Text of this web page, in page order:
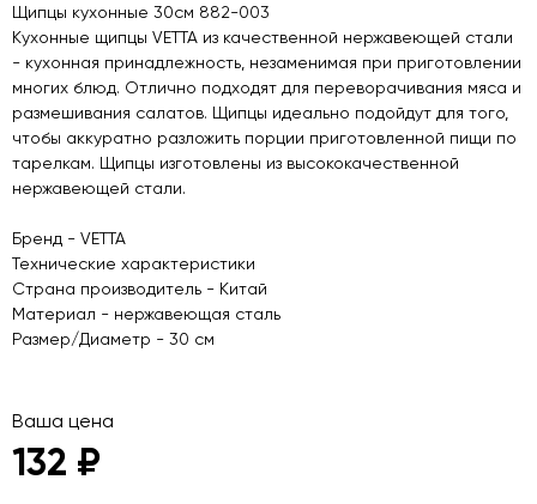
Щипцы кухонные 30см 882-003
Кухонные щипцы VETTA из качественной нержавеющей стали
- кухонная принадлежность, незаменимая при приготовлении
многих блюд. Отлично подходят для переворачивания мяса и
размешивания салатов. Щипцы идеально подойдут для того,
чтобы аккуратно разложить порции приготовленной пищи по
тарелкам. Щипцы изготовлены из высококачественной
нержавеющей стали.
Бренд - VETTA
Технические характеристики
Страна производитель - Китай
Материал - нержавеющая сталь
Размер/Диаметр - 30 см
Ваша цена
132 ₽